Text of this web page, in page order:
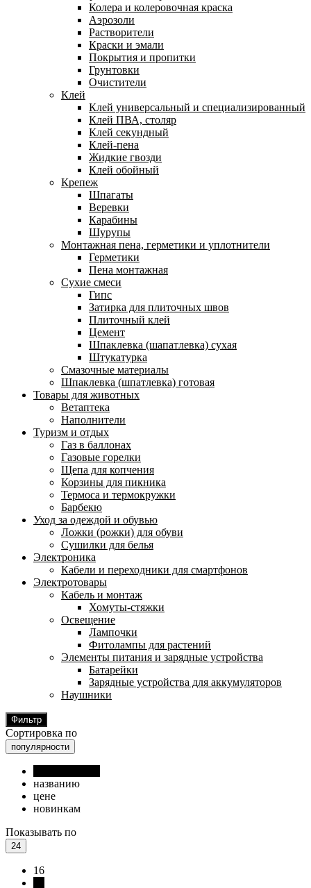
Колера и колеровочная краска
Аэрозоли
Растворители
Краски и эмали
Покрытия и пропитки
Грунтовки
Очистители
Клей
Клей универсальный и специализированный
Клей ПВА, столяр
Клей секундный
Клей-пена
Жидкие гвозди
Клей обойный
Крепеж
Шпагаты
Веревки
Карабины
Шурупы
Монтажная пена, герметики и уплотнители
Герметики
Пена монтажная
Сухие смеси
Гипс
Затирка для плиточных швов
Плиточный клей
Цемент
Шпаклевка (шапатлевка) сухая
Штукатурка
Смазочные материалы
Шпаклевка (шпатлевка) готовая
Товары для животных
Ветаптека
Наполнители
Туризм и отдых
Газ в баллонах
Газовые горелки
Щепа для копчения
Корзины для пикника
Термоса и термокружки
Барбекю
Уход за одеждой и обувью
Ложки (рожки) для обуви
Сушилки для белья
Электроника
Кабели и переходники для смартфонов
Электротовары
Кабель и монтаж
Хомуты-стяжки
Освещение
Лампочки
Фитолампы для растений
Элементы питания и зарядные устройства
Батарейки
Зарядные устройства для аккумуляторов
Наушники
Фильтр
Сортировка по
популярности
названию
цене
новинкам
Показывать по
24
16